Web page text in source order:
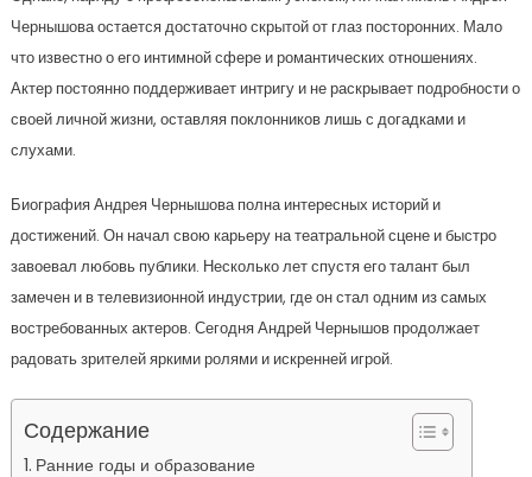
Чернышова остается достаточно скрытой от глаз посторонних. Мало
что известно о его интимной сфере и романтических отношениях.
Актер постоянно поддерживает интригу и не раскрывает подробности о
своей личной жизни, оставляя поклонников лишь с догадками и
слухами.
Биография Андрея Чернышова полна интересных историй и
достижений. Он начал свою карьеру на театральной сцене и быстро
завоевал любовь публики. Несколько лет спустя его талант был
замечен и в телевизионной индустрии, где он стал одним из самых
востребованных актеров. Сегодня Андрей Чернышов продолжает
радовать зрителей яркими ролями и искренней игрой.
Содержание
Ранние годы и образование